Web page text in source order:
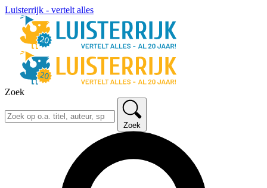
Luisterrijk - vertelt alles
Zoek
Zoek